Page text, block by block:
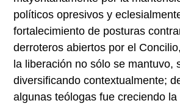
políticos opresivos y
fortalecimiento de posturas
derroteros abiertos por el
la liberación no sólo se mantuvo,
diversificando contextualmente;
algunas teólogas fue creciendo